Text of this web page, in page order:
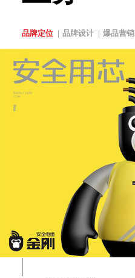
品牌定位 品牌设计 爆品营销